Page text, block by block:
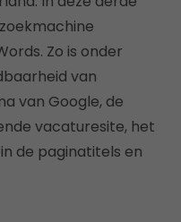
Zo is onder
van
van Google, de
vacaturesite, het
de paginatitels en